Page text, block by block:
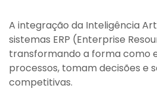
A integração da Inteligência
sistemas ERP (Enterprise
transformando a forma como
processos, tomam decisões e
competitivas.